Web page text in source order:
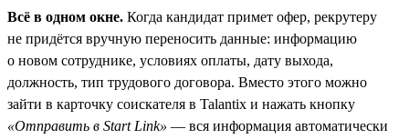
Всё в одном окне. Когда кандидат примет офер, рекрутеру
не придётся вручную переносить данные: информацию
о новом сотруднике, условиях оплаты, дату выхода,
должность, тип трудового договора. Вместо этого можно
зайти в карточку соискателя в Talantix и нажать кнопку
«Отправить в Start Link» — вся информация автоматически